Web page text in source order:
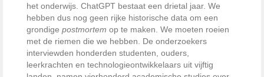
het onderwijs. ChatGPT bestaat een drietal jaar. We
hebben dus nog geen rijke historische data om een
grondige postmortem op te maken. We moeten roeien
met de riemen die we hebben. De onderzoekers
interviewden honderden studenten, ouders,
leerkrachten en technologieontwikkelaars uit vijftig